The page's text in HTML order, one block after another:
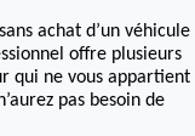
achat d’un véhicule
offre plusieurs
qui ne vous appartient
pas besoin de